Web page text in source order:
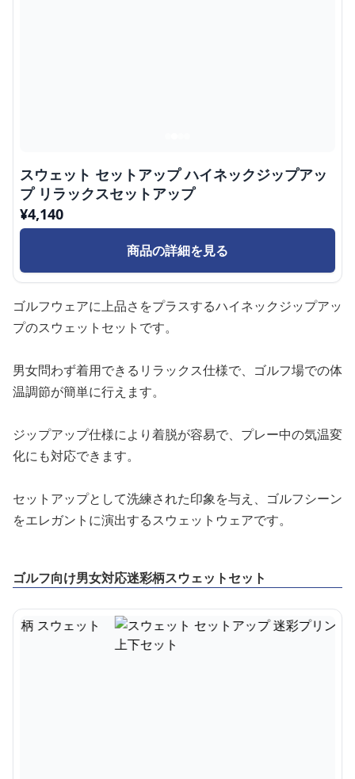
スウェット セットアップ ハイネックジップアッ
プ リラックスセットアップ
¥4,140
商品の詳細を見る
ゴルフウェアに上品さをプラスするハイネックジップアッ
プのスウェットセットです。
男女問わず着用できるリラックス仕様で、ゴルフ場での体
温調節が簡単に行えます。
ジップアップ仕様により着脱が容易で、プレー中の気温変
化にも対応できます。
セットアップとして洗練された印象を与え、ゴルフシーン
をエレガントに演出するスウェットウェアです。
ゴルフ向け男女対応迷彩柄スウェットセット